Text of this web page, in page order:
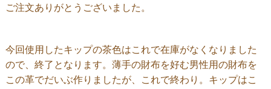
ご注文ありがとうございました。
今回使用したキップの茶色はこれで在庫がなくなりました
ので、終了となります。薄手の財布を好む男性用の財布を
この革でだいぶ作りましたが、これで終わり。キップはこ